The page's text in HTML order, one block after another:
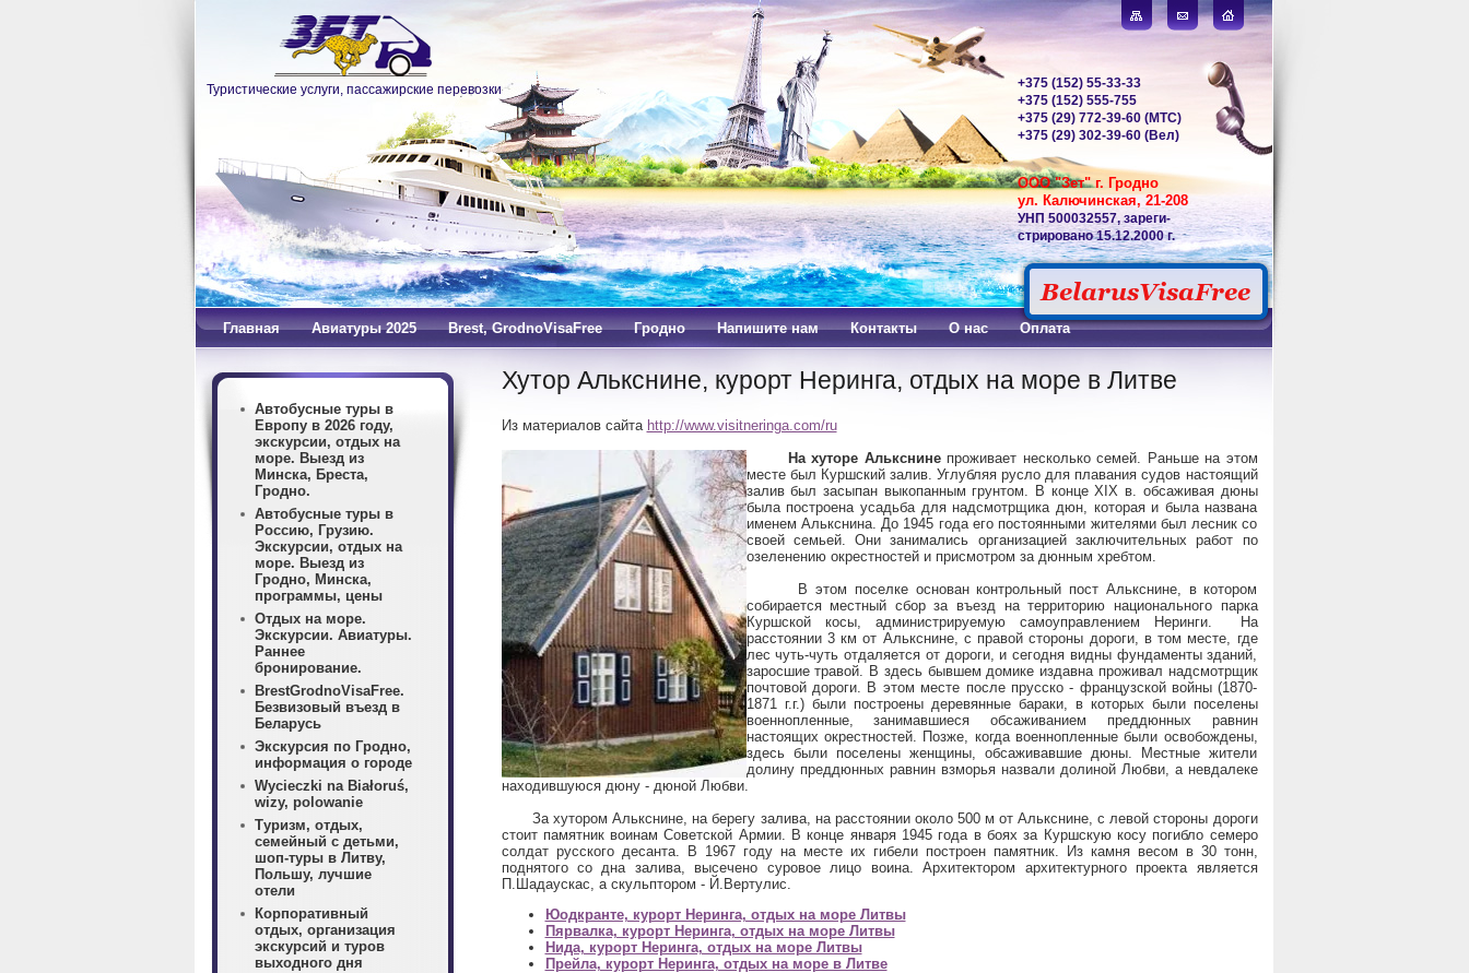
Туристические услуги, пассажирские перевозки
+375 (152) 55-33-33
+375 (152) 555-755
+375 (29) 772-39-60 (МТС)
+375 (29) 302-39-60 (Вел)
ООО "Зет" г. Гродно
ул. Калючинская, 21-208
УНП 500032557, зареги-
стрировано 15.12.2000 г.
Главная Авиатуры 2025 Brest, GrodnoVisaFree Гродно Напишите нам Контакты О нас Оплата
Автобусные туры в
Европу в 2026 году,
экскурсии, отдых на
море. Выезд из
Минска, Бреста,
Гродно.
Автобусные туры в
Россию, Грузию.
Экскурсии, отдых на
море. Выезд из
Гродно, Минска,
программы, цены
Отдых на море.
Экскурсии. Авиатуры.
Раннее
бронирование.
BrestGrodnoVisaFree.
Безвизовый въезд в
Беларусь
Экскурсия по Гродно,
информация о городе
Wycieczki na Białoruś,
wizy, polowanie
Туризм, отдых,
семейный с детьми,
шоп-туры в Литву,
Польшу, лучшие
отели
Корпоративный
отдых, организация
экскурсий и туров
выходного дня
Хутор Алькснине, курорт Неринга, отдых на море в Литве
Из материалов сайта http://www.visitneringa.com/ru
На хуторе Алькснинепроживает несколько семей. Раньше на этом
месте был Куршский залив. Углубляя русло для плавания судов настоящий
залив был засыпан выкопанным грунтом. В конце XIX в. обсаживая дюны
была построена усадьба для надсмотрщика дюн, которая и была названа
именем Алькснина. До 1945 года его постоянными жителями был лесник со
своей семьей. Они занимались организацией заключительных работ по
озеленению окрестностей и присмотром за дюнным хребтом.
В этом поселке основан контрольный пост Алькснине, в котором
собирается местный сбор за въезд на территорию национального парка
Куршской косы, администрируемую самоуправлением Неринги. На
расстоянии 3 км от Алькснине, с правой стороны дороги, в том месте, где
лес чуть-чуть отдаляется от дороги, и сегодня видны фундаменты зданий,
заросшие травой. В здесь бывшем домике издавна проживал надсмотрщик
почтовой дороги. В этом месте после прусско - французской войны (1870-
1871 г.г.) были построены деревянные бараки, в которых были поселены
военнопленные, занимавшиеся обсаживанием преддюнных равнин
настоящих окрестностей. Позже, когда военнопленные были освобождены,
здесь были поселены женщины, обсаживавшие дюны. Местные жители
долину преддюнных равнин взморья назвали долиной Любви, а невдалеке
находившуюся дюну - дюной Любви.
За хутором Алькснине, на берегу залива, на расстоянии около 500 м от Алькснине, с левой стороны дороги
стоит памятник воинам Советской Армии. В конце января 1945 года в боях за Куршскую косу погибло семеро
солдат русского десанта. В 1967 году на месте их гибели построен памятник. Из камня весом в 30 тонн,
поднятого со дна залива, высечено суровое лицо воина. Архитектором архитектурного проекта является
П.Шадаускас, а скульптором - Й.Вертулис.
Юодкранте, курорт Неринга, отдых на море Литвы
Пярвалка, курорт Неринга, отдых на море Литвы
Нида, курорт Неринга, отдых на море Литвы
Прейла, курорт Неринга, отдых на море в Литве